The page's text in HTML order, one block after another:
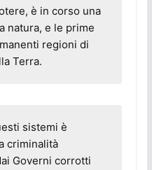
è in corso una
natura, e le prime
regioni di
Terra.
sistemi è
criminalità
Governi corrotti